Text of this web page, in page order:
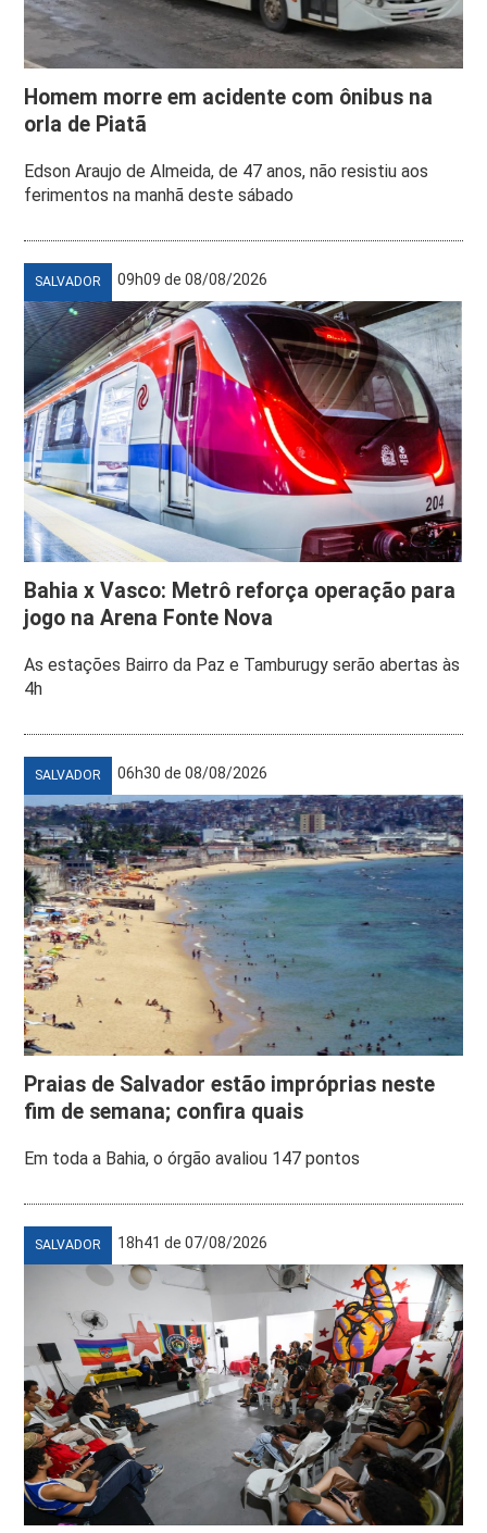
Homem morre em acidente com ônibus na
orla de Piatã
Edson Araujo de Almeida, de 47 anos, não resistiu aos
ferimentos na manhã deste sábado
SALVADOR 09h09 de 08/08/2026
Bahia x Vasco: Metrô reforça operação para
jogo na Arena Fonte Nova
As estações Bairro da Paz e Tamburugy serão abertas às
4h
SALVADOR 06h30 de 08/08/2026
Praias de Salvador estão impróprias neste
fim de semana; confira quais
Em toda a Bahia, o órgão avaliou 147 pontos
SALVADOR 18h41 de 07/08/2026